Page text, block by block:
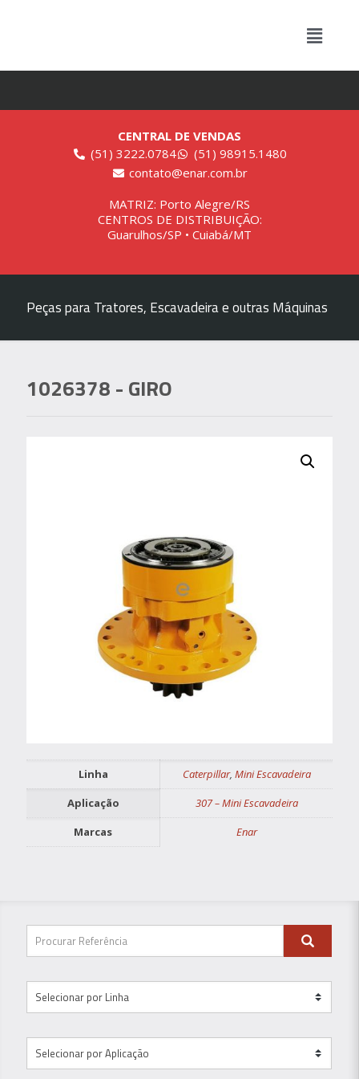
CENTRAL DE VENDAS
(51) 3222.0784
(51) 98915.1480
contato@enar.com.br
MATRIZ: Porto Alegre/RS
CENTROS DE DISTRIBUIÇÃO:
Guarulhos/SP • Cuiabá/MT
Peças para Tratores, Escavadeira e outras Máquinas
1026378 - GIRO
Linha Caterpillar, Mini Escavadeira
Aplicação
307 – Mini Escavadeira
Marcas
Enar